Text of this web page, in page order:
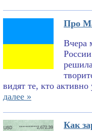
Про
Вчера
видят те, кто активно
далее »
Как